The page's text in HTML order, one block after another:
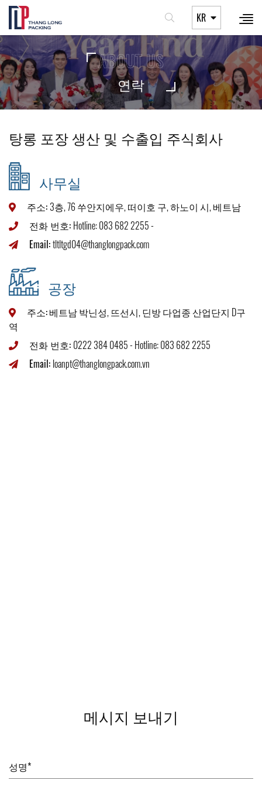
KR
ABOUT US
연락
탕롱 포장 생산 및 수출입 주식회사
사무실
주소: 3층, 76 쑤안지에우, 떠이호 구, 하노이 시, 베트남
전화 번호: Hotline: 083 682 2255-
Email:tltltgd04@thanglongpack.com
공장
주소:베트남 박닌성, 뜨선시, 딘방 다업종 산업단지 D구
역
전화 번호: 0222 384 0485- Hotline: 083 682 2255
Email: loanpt@thanglongpack.com.vn
메시지 보내기